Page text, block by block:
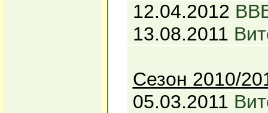
12.04.2012
13.08.2011
Сезон 2010/
05.03.2011